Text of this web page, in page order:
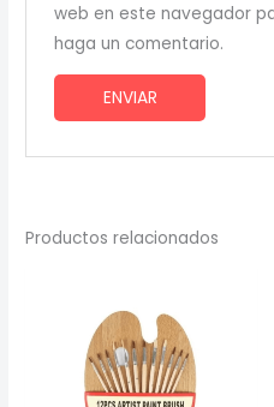
web en este navegador
haga un comentario.
Productos relacionados